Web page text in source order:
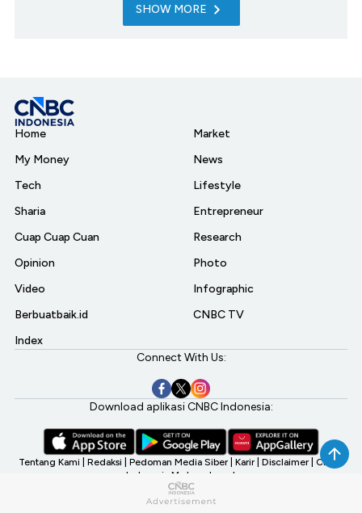
SHOW MORE
Home
My Money
Tech
Sharia
Cuap Cuap Cuan
Opinion
Video
Berbuatbaik.id
Index
Market
News
Lifestyle
Entrepreneur
Research
Photo
Infographic
CNBC TV
Connect With Us:
Download aplikasi CNBC Indonesia:
Tentang Kami Redaksi Pedoman Media Siber Karir Disclaimer CNBC
Indonesia My Investment
©2026 CNBC Indonesia, A Transmedia Company